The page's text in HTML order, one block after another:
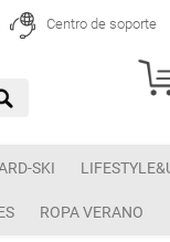
Centro de soporte
SKI
ROPA VERANO